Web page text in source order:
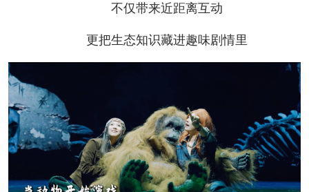
不仅带来近距离互动
更把生态知识藏进趣味剧情里